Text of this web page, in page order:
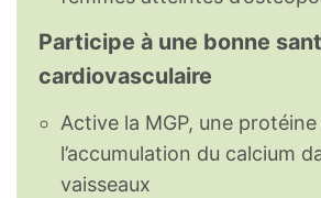
Participe à une bonne
cardiovasculaire
Active la MGP, une
l’accumulation du calcium
vaisseaux